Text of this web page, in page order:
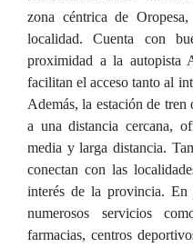
zona céntrica de
localidad. Cuenta con
proximidad a la autopista
facilitan el acceso tanto al
Además, la estación de tren
a una distancia cercana,
media y larga distancia.
conectan con las
interés de la provincia. En
numerosos servicios
farmacias, centros